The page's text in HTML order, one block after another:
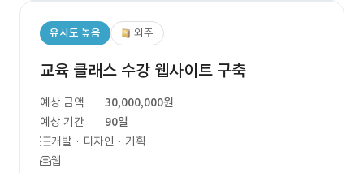
유사도 높음 외주
교육 클래스 수강 웹사이트 구축
예상 금액
30,000,000원
예상 기간
90일
개발 · 디자인 · 기획
웹